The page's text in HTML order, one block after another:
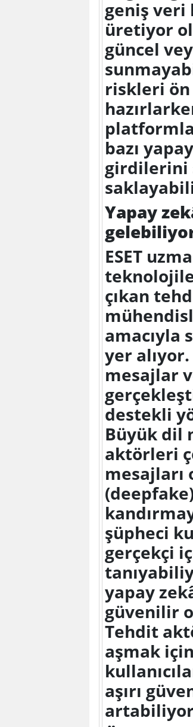
geniş veri
üretiyor
güncel
riskleri ön
bazı
girdilerini
Yapay
ESET
çıkan
amacıyla
yer
mesajlar
destekli
Büyük dil
aktörleri
şüpheci
gerçekçi
yapay
güvenilir
Tehdit
aşmak
aşırı